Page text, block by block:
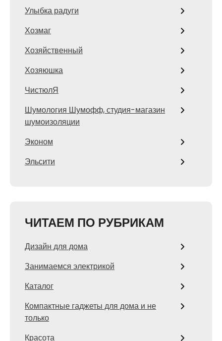
Улыбка радуги
Хозмаг
Хозяйственный
Хозяюшка
ЧистюлЯ
Шумология Шумофф, студия-магазин
шумоизоляции
Эконом
Эльсити
ЧИТАЕМ ПО РУБРИКАМ
Дизайн для дома
Занимаемся электрикой
Каталог
Компактные гаджеты для дома и не
только
Красота